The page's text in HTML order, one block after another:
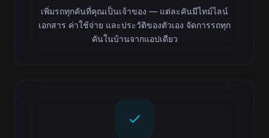
เพิ่มรถทุกคันที่คุณเป็นเจ้าของ — แต่ละคันมีไทม์ไลน์
เอกสาร ค่าใช้จ่าย และประวัติของตัวเอง จัดการรถทุก
คันในบ้านจากแอปเดียว